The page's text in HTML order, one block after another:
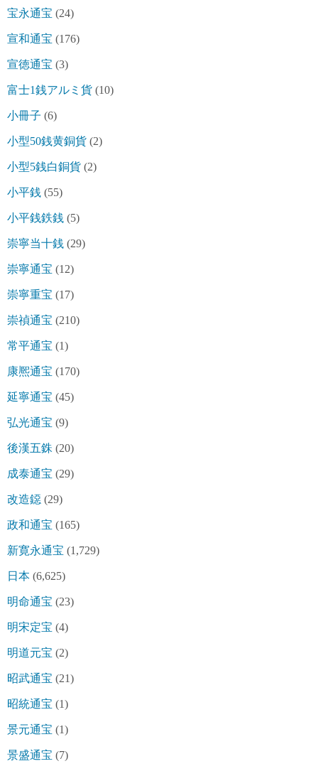
宝永通宝 (24)
宣和通宝 (176)
宣徳通宝 (3)
富士1銭アルミ貨 (10)
小冊子 (6)
小型50銭黄銅貨 (2)
小型5銭白銅貨 (2)
小平銭 (55)
小平銭鉄銭 (5)
崇寧当十銭 (29)
崇寧通宝 (12)
崇寧重宝 (17)
崇禎通宝 (210)
常平通宝 (1)
康熈通宝 (170)
延寧通宝 (45)
弘光通宝 (9)
後漢五銖 (20)
成泰通宝 (29)
改造鐚 (29)
政和通宝 (165)
新寛永通宝 (1,729)
日本 (6,625)
明命通宝 (23)
明宋定宝 (4)
明道元宝 (2)
昭武通宝 (21)
昭統通宝 (1)
景元通宝 (1)
景盛通宝 (7)